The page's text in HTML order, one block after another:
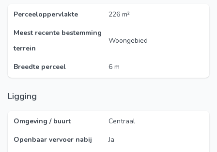
Perceeloppervlakte
226 m²
Meest recente bestemming
terrein
Woongebied
Breedte perceel 6 m
Ligging
Omgeving / buurt
Centraal
Openbaar vervoer nabij
Ja